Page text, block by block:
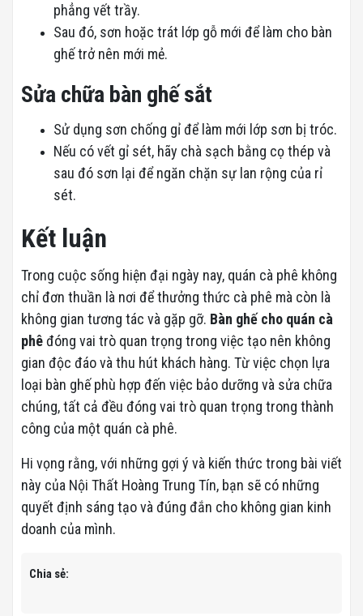
phẳng vết trầy.
Sau đó, sơn hoặc trát lớp gỗ mới để làm cho bàn
ghế trở nên mới mẻ.
Sửa chữa bàn ghế sắt
Sử dụng sơn chống gỉ để làm mới lớp sơn bị tróc.
Nếu có vết gỉ sét, hãy chà sạch bằng cọ thép và
sau đó sơn lại để ngăn chặn sự lan rộng của rỉ
sét.
Kết luận
Trong cuộc sống hiện đại ngày nay, quán cà phê không
chỉ đơn thuần là nơi để thưởng thức cà phê mà còn là
không gian tương tác và gặp gỡ. Bàn ghế cho quán cà
phêđóng vai trò quan trọng trong việc tạo nên không
gian độc đáo và thu hút khách hàng. Từ việc chọn lựa
loại bàn ghế phù hợp đến việc bảo dưỡng và sửa chữa
chúng, tất cả đều đóng vai trò quan trọng trong thành
công của một quán cà phê.
Hi vọng rằng, với những gợi ý và kiến thức trong bài viết
này của Nội Thất Hoàng Trung Tín, bạn sẽ có những
quyết định sáng tạo và đúng đắn cho không gian kinh
doanh của mình.
Chia sẻ: